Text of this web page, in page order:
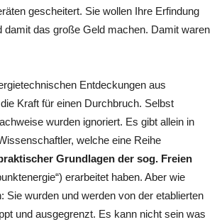
gescheitert. Sie wollen Ihre Erfindung
damit das große Geld machen. Damit waren
Entdeckungen aus
Kraft für einen Durchbruch. Selbst
wurden ignoriert. Es gibt allein in
welche eine Reihe
Grundlagen der sog. Freien
erarbeitet haben. Aber wie
Sie wurden und werden von der etablierten
und ausgegrenzt. Es kann nicht sein was